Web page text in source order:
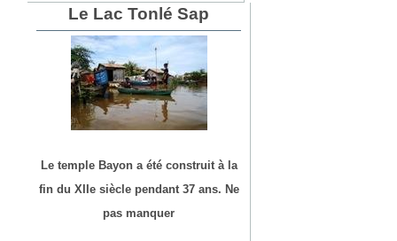
Le Lac Tonlé Sap
Le temple Bayon a été construit à la
fin du XIIe siècle pendant 37 ans. Ne
pas manquer